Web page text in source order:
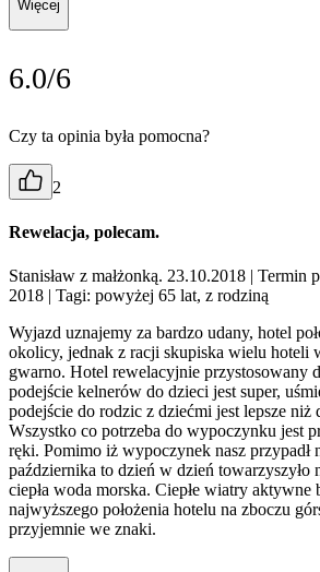
Więcej
6.0/6
Czy ta opinia była pomocna?
2
Rewelacja, polecam.
Stanisław z małżonką. 23.10.2018 | Termin
2018 | Tagi: powyżej 65 lat, z rodziną
Wyjazd uznajemy za bardzo udany, hotel
okolicy, jednak z racji skupiska wielu hoteli
gwarno. Hotel rewelacyjnie przystosowany
podejście kelnerów do dzieci jest super,
podejście do rodzic z dziećmi jest lepsze niż
Wszystko co potrzeba do wypoczynku jest
ręki. Pomimo iż wypoczynek nasz przypadł
października to dzień w dzień towarzyszyło
ciepła woda morska. Ciepłe wiatry aktywne
najwyższego położenia hotelu na zboczu
przyjemnie we znaki.